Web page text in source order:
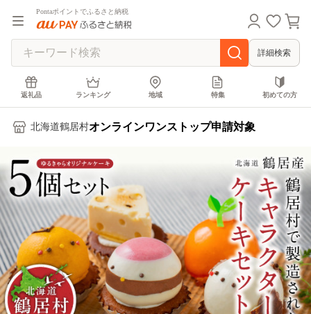
Pontaポイントでふるさと納税
詳細検索
返礼品 ランキング 地域 特集 初めての方
北海道鶴居村オンラインワンストップ申請対象